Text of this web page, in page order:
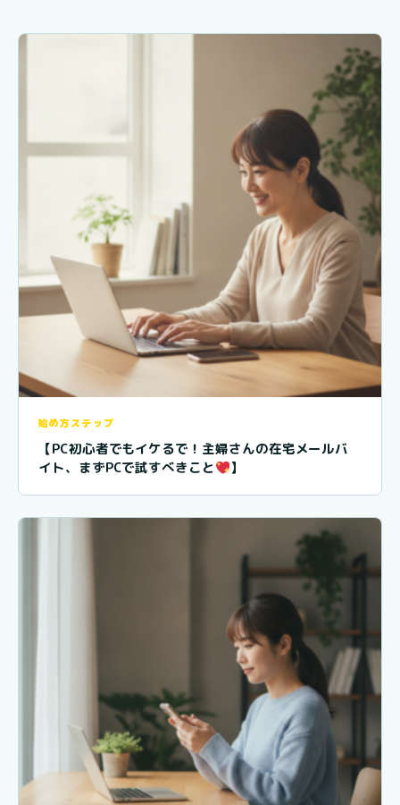
始め方ステップ
【PC初心者でもイケるで！主婦さんの在宅メールバ
イト、まずPCで試すべきこと
】